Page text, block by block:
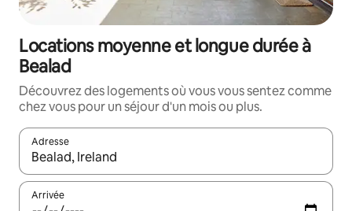
Locations moyenne et longue durée à
Bealad
Découvrez des logements où vous vous sentez comme
chez vous pour un séjour d'un mois ou plus.
Adresse
Lorsque les résultats s'affichent, utilisez les flèches vers le
Arrivée